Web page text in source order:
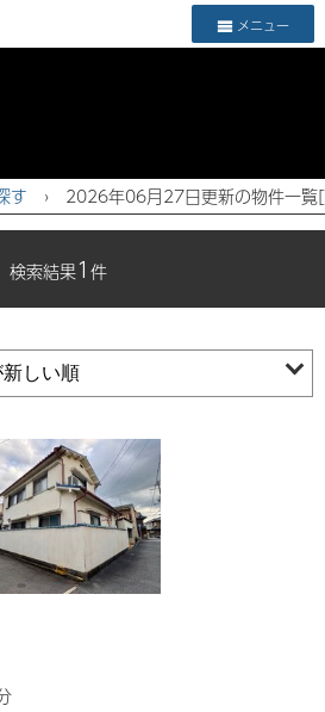
メニュー
す › 2026年06月27日更新の物件一覧
検索結果1 件